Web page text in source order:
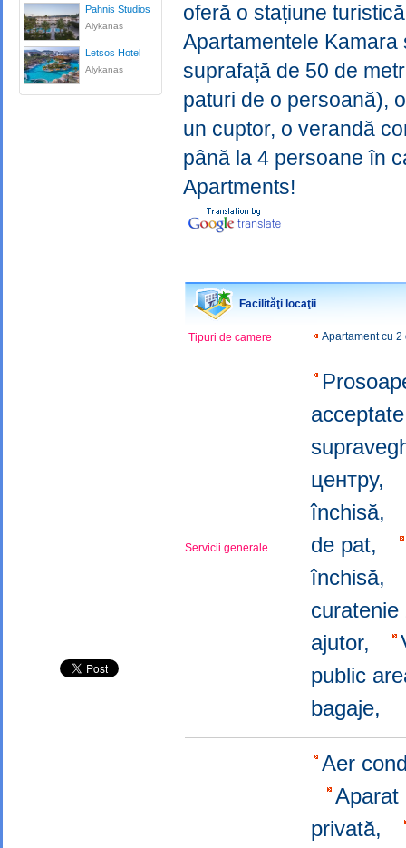
Pahnis Studios
Alykanas
Letsos Hotel
Alykanas
oferă o stațiune
Apartamentele
suprafață de 50 de
paturi de o persoană),
un cuptor, o verandă
până la 4 persoane în
Apartments!
Facilităţi locaţii
Tipuri de camere Apartament cu
Servicii generale
центру,
închisă,
de pat,
închisă,
ajutor,
public
bagaje,
Aer
privată,